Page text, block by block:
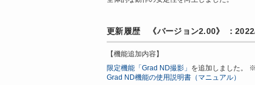
更新履歴 《バージョン2.00》 ：
【機能追加内容】
限定機能「Grad ND撮影」 を追加しました。
Grad ND機能の使用説明書（マニュアル）